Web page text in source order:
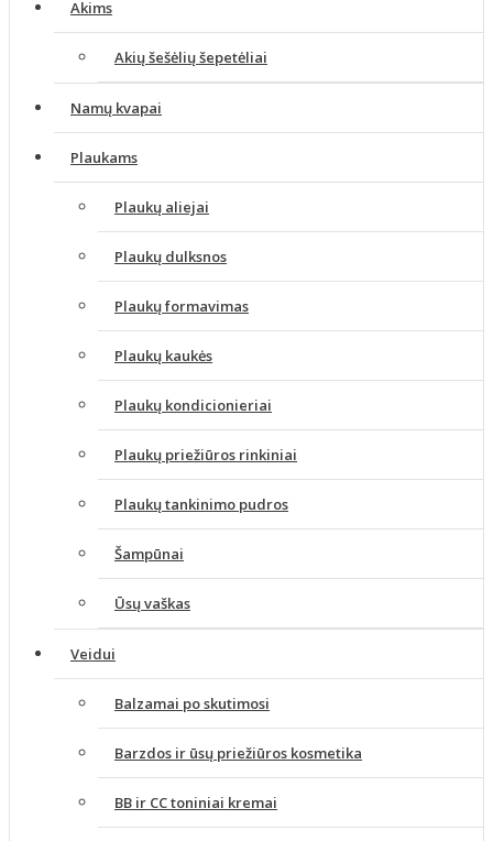
Akims
Akių šešėlių šepetėliai
Namų kvapai
Plaukams
Plaukų aliejai
Plaukų dulksnos
Plaukų formavimas
Plaukų kaukės
Plaukų kondicionieriai
Plaukų priežiūros rinkiniai
Plaukų tankinimo pudros
Šampūnai
Ūsų vaškas
Veidui
Balzamai po skutimosi
Barzdos ir ūsų priežiūros kosmetika
BB ir CC toniniai kremai